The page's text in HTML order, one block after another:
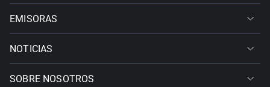
EMISORAS
NOTICIAS
SOBRE NOSOTROS